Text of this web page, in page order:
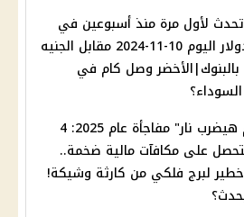
لأول مرة منذ أسبوعين في
سعر الدولار اليوم 10-11-2024 مقابل الجنيه
وصل كام في
"حظهم هيضرب نار" مفاجأة عام 2025: 4
على مكافآت مالية ضخمة..
لبرج فلكي من كارثة وشيكة!